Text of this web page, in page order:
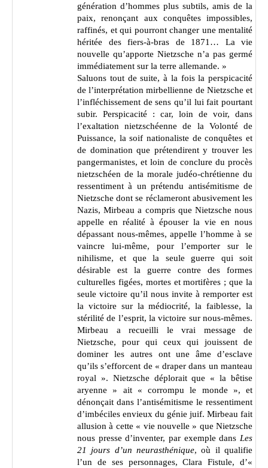
génération d’hommes plus subtils, amis de la
paix, renonçant aux conquêtes impossibles,
raffinés, et qui pourront changer une mentalité
héritée des fiers-à-bras de 1871… La vie
nouvelle qu’apporte Nietzsche n’a pas germé
immédiatement sur la terre allemande. »
Saluons tout de suite, à la fois la perspicacité
de l’interprétation mirbellienne de Nietzsche et
l’infléchissement de sens qu’il lui fait pourtant
subir. Perspicacité : car, loin de voir, dans
l’exaltation nietzschéenne de la Volonté de
Puissance, la soif nationaliste de conquêtes et
de domination que prétendirent y trouver les
pangermanistes, et loin de conclure du procès
nietzschéen de la morale judéo-chrétienne du
ressentiment à un prétendu antisémitisme de
Nietzsche dont se réclameront abusivement les
Nazis, Mirbeau a compris que Nietzsche nous
appelle en réalité à épouser la vie en nous
dépassant nous-mêmes, appelle l’homme à se
vaincre lui-même, pour l’emporter sur le
nihilisme, et que la seule guerre qui soit
désirable est la guerre contre des formes
culturelles figées, mortes et mortifères ; que la
seule victoire qu’il nous invite à remporter est
la victoire sur la médiocrité, la faiblesse, la
stérilité de l’esprit, la victoire sur nous-mêmes.
Mirbeau a recueilli le vrai message de
Nietzsche, pour qui ceux qui jouissent de
dominer les autres ont une âme d’esclave
qu’ils s’efforcent de « draper dans un manteau
royal ». Nietzsche déplorait que « la bêtise
aryenne » ait « corrompu le monde », et
dénonçait dans l’antisémitisme le ressentiment
d’imbéciles envieux du génie juif. Mirbeau fait
allusion à cette « vie nouvelle » que Nietzsche
nous presse d’inventer, par exemple dans Les
21 jours d’un neurasthénique, où il qualifie
l’un de ses personnages, Clara Fistule, d’«